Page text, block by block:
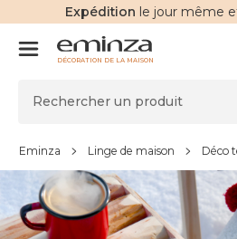
Expédition le jour même
DÉCORATION DE LA MAISON
Eminza Linge de maison Déco